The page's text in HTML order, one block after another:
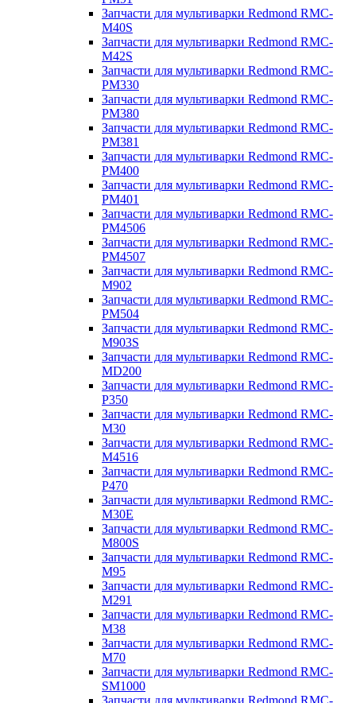
Запчасти для мультиварки Redmond RMC-
M40S
Запчасти для мультиварки Redmond RMC-
M42S
Запчасти для мультиварки Redmond RMC-
PM330
Запчасти для мультиварки Redmond RMC-
PM380
Запчасти для мультиварки Redmond RMC-
PM381
Запчасти для мультиварки Redmond RMC-
PM400
Запчасти для мультиварки Redmond RMC-
PM401
Запчасти для мультиварки Redmond RMC-
PM4506
Запчасти для мультиварки Redmond RMC-
PM4507
Запчасти для мультиварки Redmond RMC-
M902
Запчасти для мультиварки Redmond RMC-
PM504
Запчасти для мультиварки Redmond RMC-
M903S
Запчасти для мультиварки Redmond RMC-
MD200
Запчасти для мультиварки Redmond RMC-
P350
Запчасти для мультиварки Redmond RMC-
M30
Запчасти для мультиварки Redmond RMC-
M4516
Запчасти для мультиварки Redmond RMC-
P470
Запчасти для мультиварки Redmond RMC-
M30E
Запчасти для мультиварки Redmond RMC-
M800S
Запчасти для мультиварки Redmond RMC-
M95
Запчасти для мультиварки Redmond RMC-
M291
Запчасти для мультиварки Redmond RMC-
M38
Запчасти для мультиварки Redmond RMC-
M70
Запчасти для мультиварки Redmond RMC-
SM1000
Запчасти для мультиварки Redmond RMC-